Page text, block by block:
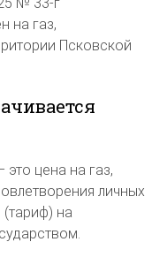
на газ,
Псковской
это цена на газ,
личных
на